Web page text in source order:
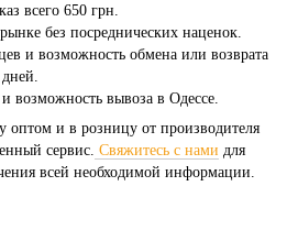
всего 650 грн.
без посреднических наценок.
и возможность обмена или возврата
возможность вывоза в Одессе.
оптом и в розницу от производителя
сервис. Свяжитесь с нами для
всей необходимой информации.